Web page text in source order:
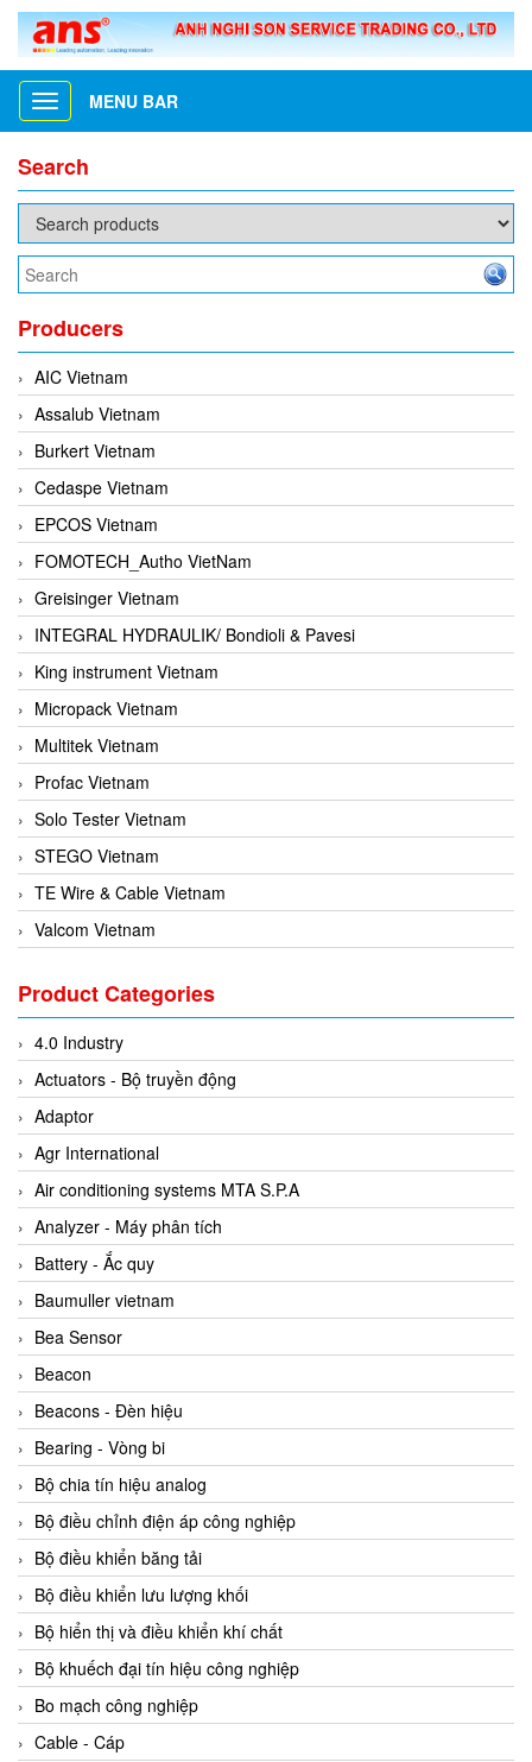
Toggle
navigation
MENU BAR
Search
Producers
AIC Vietnam
Assalub Vietnam
Burkert Vietnam
Cedaspe Vietnam
EPCOS Vietnam
FOMOTECH_Autho VietNam
Greisinger Vietnam
INTEGRAL HYDRAULIK/ Bondioli & Pavesi
King instrument Vietnam
Micropack Vietnam
Multitek Vietnam
Profac Vietnam
Solo Tester Vietnam
STEGO Vietnam
TE Wire & Cable Vietnam
Valcom Vietnam
3CTEST Vietnam
4B VietNam Vietnam
ABB Vietnam
AC Infinity Vietnam
AC&E Telecommunications
AC&T Vietnam
Accepta Vietnam
ACCUMAC Vietnam
AccuWeb Vietnam
Acey
ACOEM Vietnam
ADCA Vietnam
ADFweb Vietnam
Adler Vietnam
Ados Vietnam
Advanced Energy Vietnam
Advantech Vietnam
Agate Vietnam
AGR International Vietnam
Aichi Tokei Denki Vietnam
Aii Vietnam
Product Categories
4.0 Industry
Actuators - Bộ truyền động
Adaptor
Agr International
Air conditioning systems MTA S.P.A
Analyzer - Máy phân tích
Battery - Ắc quy
Baumuller vietnam
Bea Sensor
Beacon
Beacons - Đèn hiệu
Bearing - Vòng bi
Bộ chia tín hiệu analog
Bộ điều chỉnh điện áp công nghiệp
Bộ điều khiển băng tải
Bộ điều khiển lưu lượng khối
Bộ hiển thị và điều khiển khí chất
Bộ khuếch đại tín hiệu công nghiệp
Bo mạch công nghiệp
Cable - Cáp